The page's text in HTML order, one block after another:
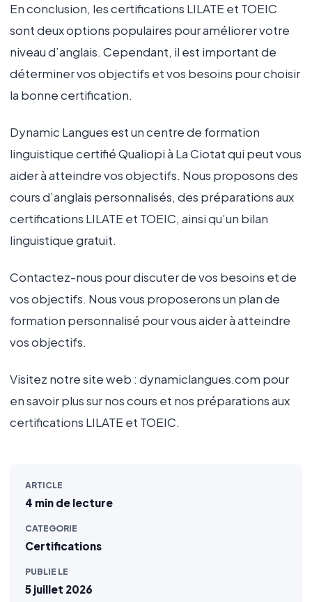
En conclusion, les certifications LILATE et TOEIC
sont deux options populaires pour améliorer votre
niveau d’anglais. Cependant, il est important de
déterminer vos objectifs et vos besoins pour choisir
la bonne certification.
Dynamic Langues est un centre de formation
linguistique certifié Qualiopi à La Ciotat qui peut vous
aider à atteindre vos objectifs. Nous proposons des
cours d’anglais personnalisés, des préparations aux
certifications LILATE et TOEIC, ainsi qu’un bilan
linguistique gratuit.
Contactez-nous pour discuter de vos besoins et de
vos objectifs. Nous vous proposerons un plan de
formation personnalisé pour vous aider à atteindre
vos objectifs.
Visitez notre site web : dynamiclangues.com pour
en savoir plus sur nos cours et nos préparations aux
certifications LILATE et TOEIC.
ARTICLE
4 min de lecture
CATEGORIE
Certifications
PUBLIE LE
5 juillet 2026